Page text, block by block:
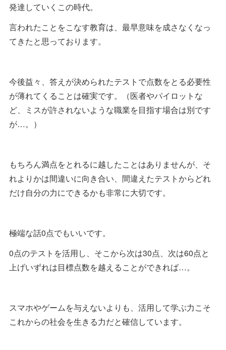
発達していくこの時代。
言われたことをこなす教育は、最早意味を成さなくなっ
てきたと思っております。
今後益々、答えが決められたテストで点数をとる必要性
が薄れてくることは確実です。（医者やパイロットな
ど、ミスが許されないような職業を目指す場合は別です
が…。）
もちろん満点をとれるに越したことはありませんが、そ
れよりかは間違いに向き合い、間違えたテストからどれ
だけ自分の力にできるかも非常に大切です。
極端な話0点でもいいです。
0点のテストを活用し、そこから次は30点、次は60点と
上げいずれは目標点数を越えることができれば…。
スマホやゲームを与えないよりも、活用して学ぶ力こそ
これからの社会を生きる力だと確信しています。